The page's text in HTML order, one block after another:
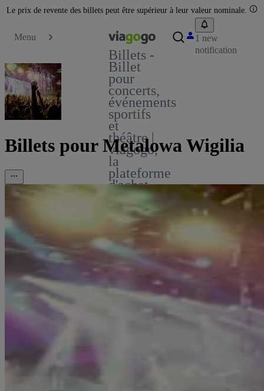
Le prix de revente des billets peut être supérieur à leur valeur nominale.
Menu
Billets -
Billet
pour
concerts,
événements
sportifs
et
théâtre |
viagogo,
la
plateforme
d'achat
et de
vente
billets
1 new
notification
Billets pour Metalowa Wigilia